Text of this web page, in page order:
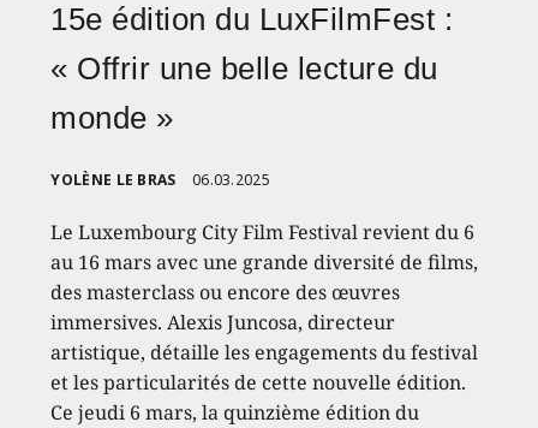
15e édition du LuxFilmFest :
« Offrir une belle lecture du
monde »
YOLÈNE LE BRAS 06.03.2025
Le Luxembourg City Film Festival revient du 6
au 16 mars avec une grande diversité de films,
des masterclass ou encore des œuvres
immersives. Alexis Juncosa, directeur
artistique, détaille les engagements du festival
et les particularités de cette nouvelle édition.
Ce jeudi 6 mars, la quinzième édition du